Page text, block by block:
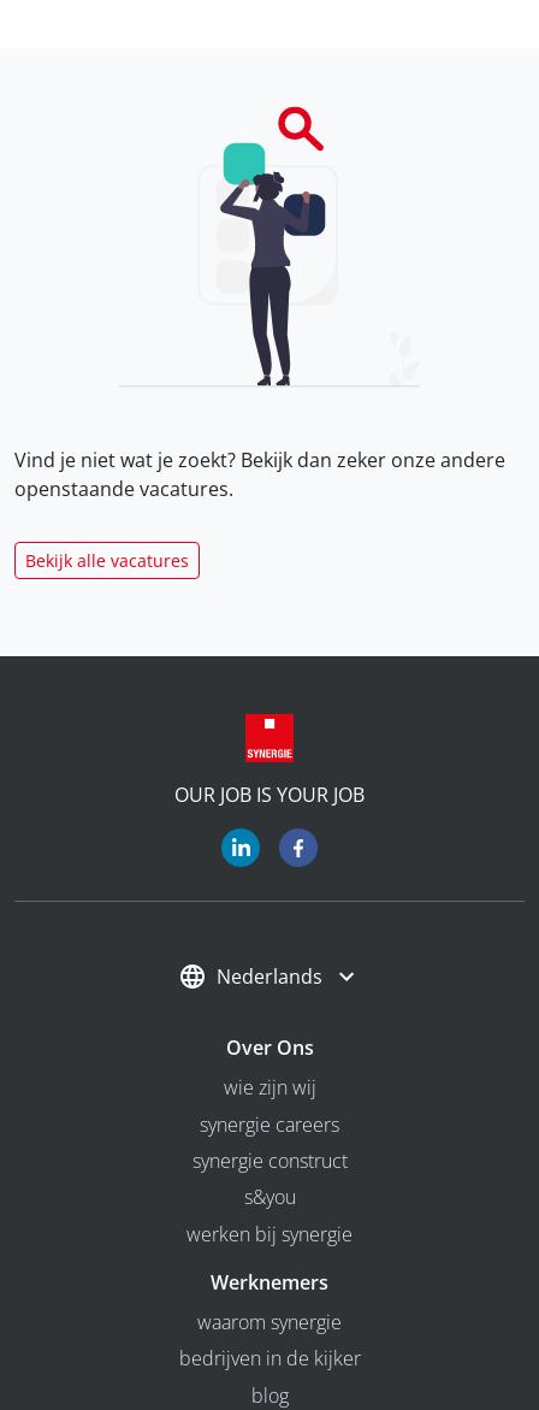
Vind je niet wat je zoekt? Bekijk dan zeker onzeandere
openstaande vacatures.
Bekijk alle vacatures
OUR JOB IS YOUR JOB
Nederlands
Over Ons
wie zijn wij
synergie careers
synergie construct
s&you
werken bij synergie
Werknemers
waarom synergie
bedrijven in de kijker
blog